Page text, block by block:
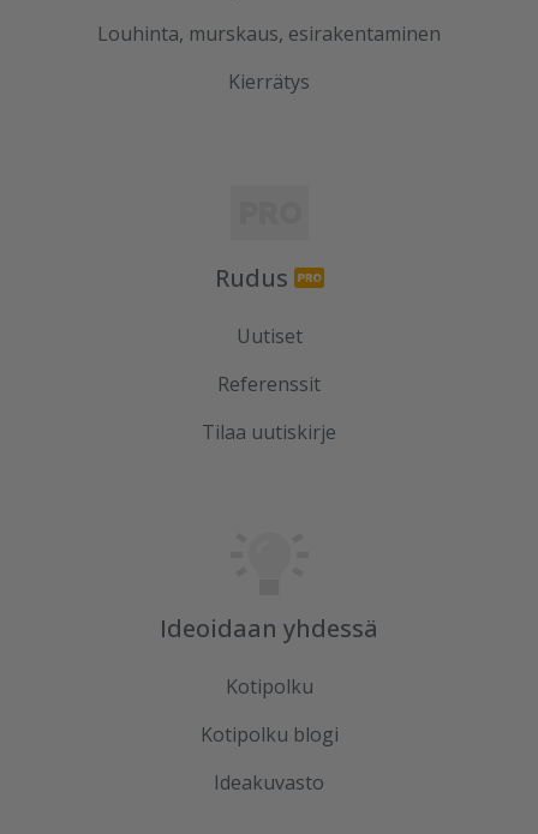
Louhinta, murskaus, esirakentaminen
Kierrätys
Rudus
Uutiset
Referenssit
Tilaa uutiskirje
Ideoidaan yhdessä
Kotipolku
Kotipolku blogi
Ideakuvasto